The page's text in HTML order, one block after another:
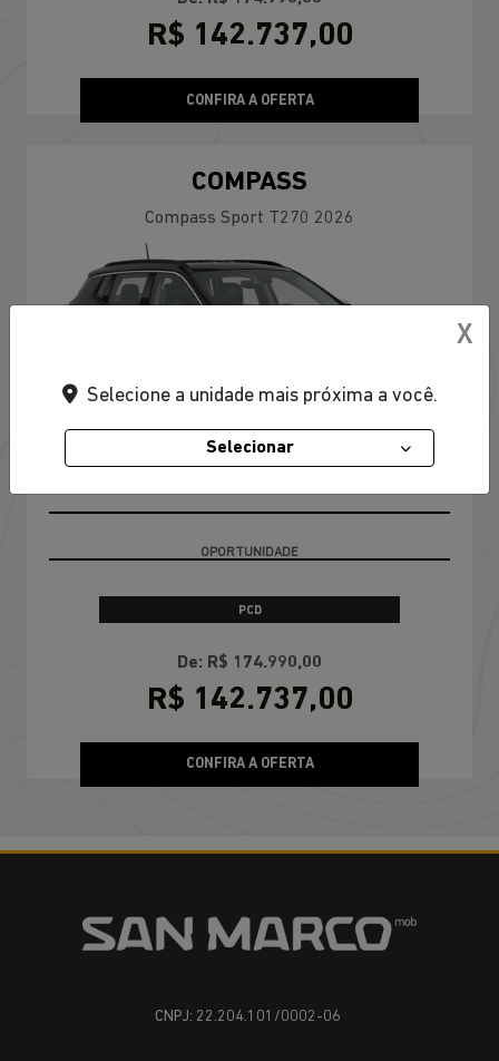
R$ 142.737,00
CONFIRA A OFERTA
COMPASS
Compass Sport T270 2026
PCD
De: R$ 174.990,00
R$ 142.737,00
CONFIRA A OFERTA
CNPJ: 22.204.101/0002-06
X
Selecione a unidade mais próxima a você.
Selecionar